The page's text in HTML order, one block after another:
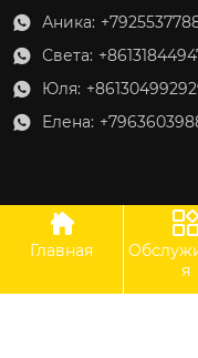
 Аника:
 Света:
 Юля:
 Елена:
ООО Оудин по

Главная

я